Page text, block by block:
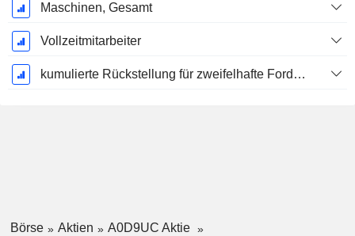
Maschinen, Gesamt
Vollzeitmitarbeiter
kumulierte Rückstellung für zweifelhafte Forderungen (Zusatz)
Börse Aktien
A0D9UC Aktie